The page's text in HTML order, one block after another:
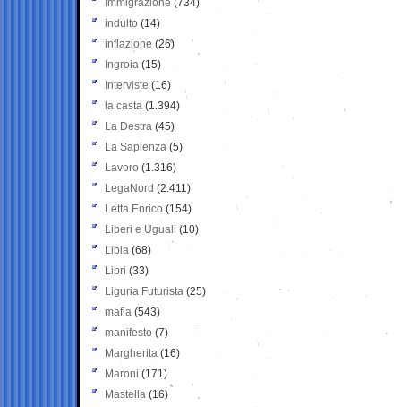
Immigrazione (734)
indulto (14)
inflazione (26)
Ingroia (15)
Interviste (16)
la casta (1.394)
La Destra (45)
La Sapienza (5)
Lavoro (1.316)
LegaNord (2.411)
Letta Enrico (154)
Liberi e Uguali (10)
Libia (68)
Libri (33)
Liguria Futurista (25)
mafia (543)
manifesto (7)
Margherita (16)
Maroni (171)
Mastella (16)